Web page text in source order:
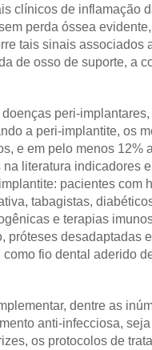
clínicos de inflamação
perda óssea
tais sinais associados
de osso de suporte, a
peri-
a peri-implantite, os
e em pelo menos 12%
literatura indicadores
pacientes com
tabagistas,
e terapias
próteses desadaptadas
fio dental aderido
dentre as
anti-infecciosa,
os protocolos de